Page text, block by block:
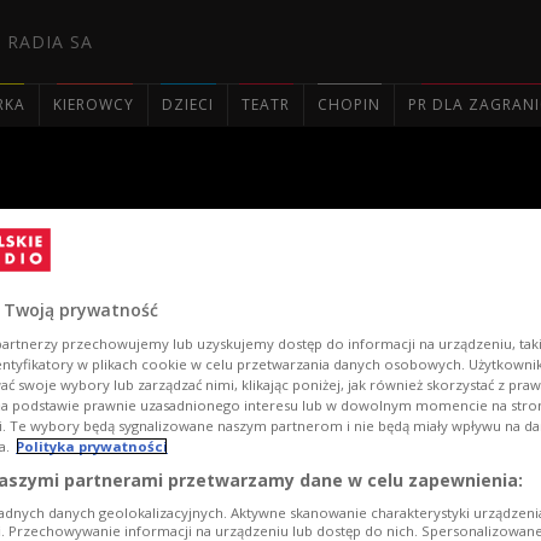
RADIA SA
KIEROWCY DZIECI TEATR CHOPIN PR DLA
"Mazurek słucha"
Twoją prywatność
przechowujemy lub uzyskujemy dostęp do informacji na urządzeniu,
w plikach cookie w celu przetwarzania danych osobowych.
swoje wybory lub zarządzać nimi, klikając poniżej, jak również skorzystać z
podstawie prawnie uzasadnionego interesu lub w dowolnym momencie na
Te wybory będą sygnalizowane naszym partnerom i nie będą miały wpływu na
Polityka prywatności
partnerami przetwarzamy dane w celu zapewnienia:
danych geolokalizacyjnych. Aktywne skanowanie charakterystyki
Przechowywanie informacji na urządzeniu lub dostęp do nich.